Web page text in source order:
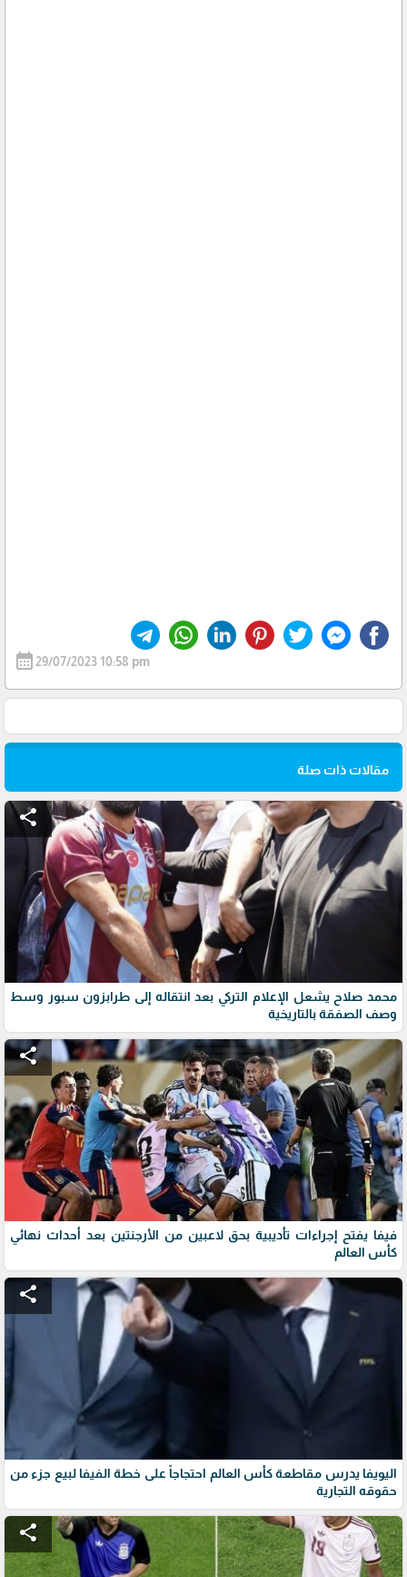
calendar_month29/07/2023 10:58 pm
مقالات ذات صلة
share
محمد صلاح يشعل الإعلام التركي بعد انتقاله إلى طرابزون سبور وسط
وصف الصفقة بالتاريخية
share
فيفا يفتح إجراءات تأديبية بحق لاعبين من الأرجنتين بعد أحداث نهائي
كأس العالم
share
اليويفا يدرس مقاطعة كأس العالم احتجاجاً على خطة الفيفا لبيع جزء من
حقوقه التجارية
share